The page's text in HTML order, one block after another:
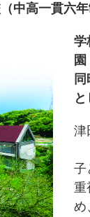
中高一貫六
学
津
子
重
め